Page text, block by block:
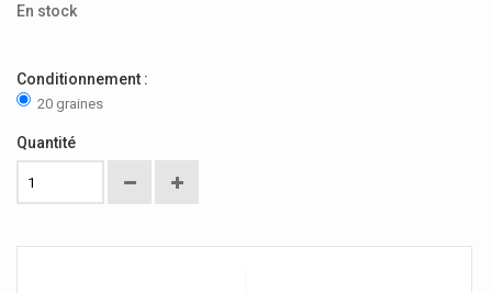
En stock
Conditionnement :
20 graines
Quantité